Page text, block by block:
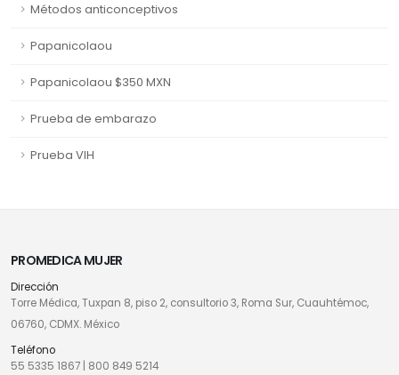
Métodos anticonceptivos
Papanicolaou
Papanicolaou $350 MXN
Prueba de embarazo
Prueba VIH
PROMEDICA MUJER
Dirección
Torre Médica, Tuxpan 8, piso 2, consultorio 3, Roma Sur, Cuauhtémoc,
06760, CDMX. México
Teléfono
55 5335 1867
800 849 5214